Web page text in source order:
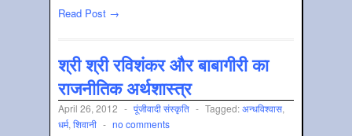
Read Post →
श्री श्री रविशंकर और बाबागीरी का
राजनीतिक अर्थशास्त्र
April 26, 2012 - पूंजीवादी संस्‍कृति - Tagged:अन्‍धविश्‍वास,
धर्म, शिवानी - no comments